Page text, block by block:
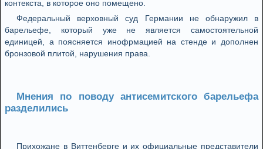
контекста, в которое оно помещено.
Федеральный верховный суд Германии не обнаружил в
барельефе, который уже не является самостоятельной
единицей, а поясняется инофрмацией на стенде и дополнен
бронзовой плитой, нарушения права.
Мнения по поводу антисемитского барельефа
разделились
Прихожане в Виттенберге и их официальные представители